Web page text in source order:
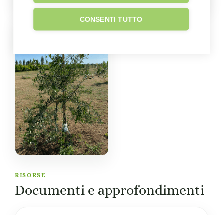
RISORSE
Documenti e approfondimenti
CONSENTI TUTTO